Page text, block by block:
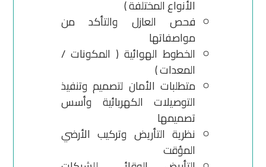
الأنواع المختلفة )
فحص العازل والتأكد من
مواصفاتها
الخطوط الهوائية ( المكونات /
المعدات )
متطلبات الأمان لتصميم وتنفيذ
التوصيلات الكهربائية وأسس
تصميمها
نظرية التأريض وتركيب الأرضي
المؤقت